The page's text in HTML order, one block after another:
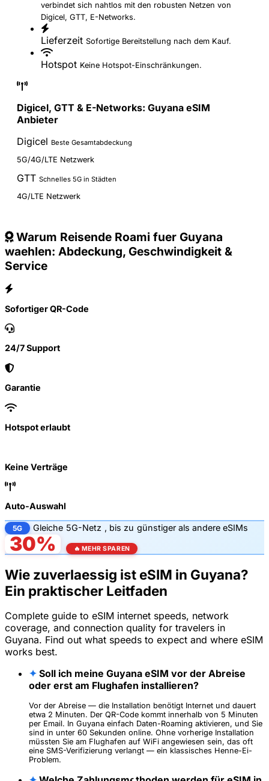
verbindet sich nahtlos mit den robusten Netzen von
Digicel, GTT, E-Networks.
Lieferzeit Sofortige Bereitstellung nach dem Kauf.
Hotspot Keine Hotspot-Einschränkungen.
Digicel, GTT & E-Networks: Guyana eSIM
Anbieter
Digicel Beste Gesamtabdeckung
5G/4G/LTE Netzwerk
GTT Schnelles 5G in Städten
4G/LTE Netzwerk
Warum Reisende Roami fuer Guyana
waehlen: Abdeckung, Geschwindigkeit &
Service
Sofortiger QR-Code
24/7 Support
Garantie
Hotspot erlaubt
Keine Verträge
Auto-Auswahl
5G Gleiche 5G-Netz , bis zu günstiger als andere eSIMs
30% 🔥 MEHR SPAREN
Wie zuverlaessig ist eSIM in Guyana?
Ein praktischer Leitfaden
Complete guide to eSIM internet speeds, network
coverage, and connection quality for travelers in
Guyana. Find out what speeds to expect and where eSIM
works best.
✦ Soll ich meine Guyana eSIM vor der Abreise
oder erst am Flughafen installieren?
Vor der Abreise — die Installation benötigt Internet und dauert
etwa 2 Minuten. Der QR-Code kommt innerhalb von 5 Minuten
per Email. In Guyana einfach Daten-Roaming aktivieren, und Sie
sind in unter 60 Sekunden online. Ohne vorherige Installation
müssten Sie am Flughafen auf WiFi angewiesen sein, das oft
eine SMS-Verifizierung verlangt — ein klassisches Henne-Ei-
Problem.